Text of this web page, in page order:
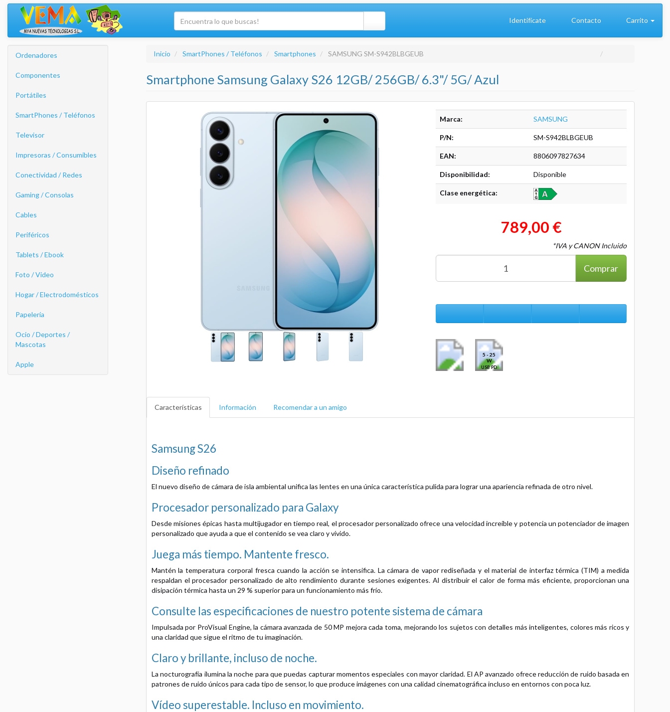
Identifícate Contacto Carrito
Ordenadores
Componentes
Portátiles
SmartPhones / Teléfonos
Televisor
Impresoras / Consumibles
Conectividad / Redes
Gaming / Consolas
Cables
Periféricos
Tablets / Ebook
Foto / Video
Hogar / Electrodomésticos
Papelería
Ocio / Deportes /
Mascotas
Apple
Inicio SmartPhones / Teléfonos Smartphones SAMSUNG SM-S942BLBGEUB
Smartphone Samsung Galaxy S26 12GB/ 256GB/ 6.3"/ 5G/ Azul
Marca: SAMSUNG
P/N: SM-S942BLBGEUB
EAN: 8806097827634
Disponibilidad: Disponible
Clase energética:
789,00 €
*IVA y CANON Incluido
Comprar
5 - 25
W
USB PD
Características Información Recomendar a un amigo
Samsung S26
Diseño refinado
El nuevo diseño de cámara de isla ambiental unifica las lentes en una única característica pulida para lograr una apariencia refinada de otro nivel.
Procesador personalizado para Galaxy
Desde misiones épicas hasta multijugador en tiempo real, el procesador personalizado ofrece una velocidad increíble y potencia un potenciador de imagen
personalizado que ayuda a que el contenido se vea claro y vívido.
Juega más tiempo. Mantente fresco.
Mantén la temperatura corporal fresca cuando la acción se intensifica. La cámara de vapor rediseñada y el material de interfaz térmica (TIM) a medida
respaldan el procesador personalizado de alto rendimiento durante sesiones exigentes. Al distribuir el calor de forma más eficiente, proporcionan una
disipación térmica hasta un 29 % superior para un funcionamiento más frío.
Consulte las especificaciones de nuestro potente sistema de cámara
Impulsada por ProVisual Engine, la cámara avanzada de 50 MP mejora cada toma, mejorando los sujetos con detalles más inteligentes, colores más ricos y
una claridad que sigue el ritmo de tu imaginación.
Claro y brillante, incluso de noche.
La nocturografía ilumina la noche para que puedas capturar momentos especiales con mayor claridad. El AP avanzado ofrece reducción de ruido basada en
patrones de ruido únicos para cada tipo de sensor, lo que produce imágenes con una calidad cinematográfica incluso en entornos con poca luz.
Vídeo superestable. Incluso en movimiento.